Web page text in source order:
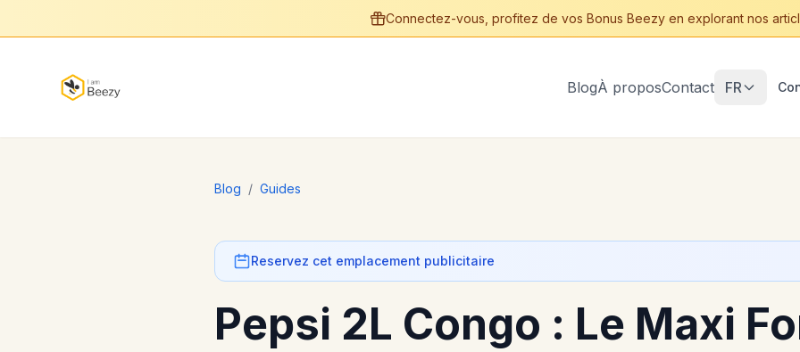
Connectez-vous, profitez de vos Bonus Beezy en explorant nos
BlogÀ proposContact FR
Blog / Guides
Reservez cet emplacement publicitaire
Pepsi 2L Congo : Le Maxi